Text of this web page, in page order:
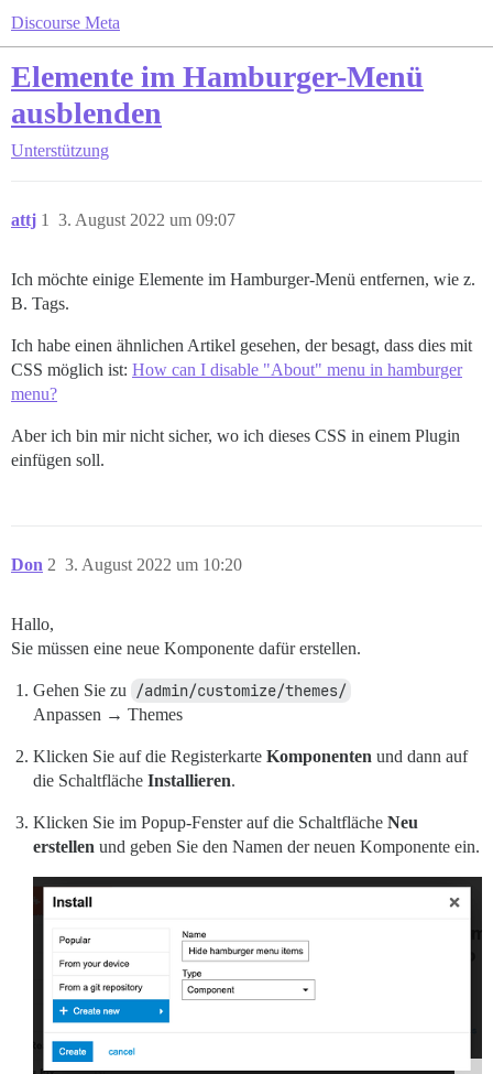
Discourse Meta
Elemente im Hamburger-Menü
ausblenden
Unterstützung
attj 3. August 2022 um 09:07
1
Ich möchte einige Elemente im Hamburger-Menü entfernen, wie z.
B. Tags.
Ich habe einen ähnlichen Artikel gesehen, der besagt, dass dies mit
CSS möglich ist: How can I disable "About" menu in hamburger
menu?
Aber ich bin mir nicht sicher, wo ich dieses CSS in einem Plugin
einfügen soll.
Don 3. August 2022 um 10:20
2
Hallo,
Sie müssen eine neue Komponente dafür erstellen.
Gehen Sie zu /admin/customize/themes/
Anpassen → Themes
Klicken Sie auf die Registerkarte Komponenten und dann auf
die Schaltfläche Installieren.
Klicken Sie im Popup-Fenster auf die Schaltfläche Neu
erstellen und geben Sie den Namen der neuen Komponente ein.